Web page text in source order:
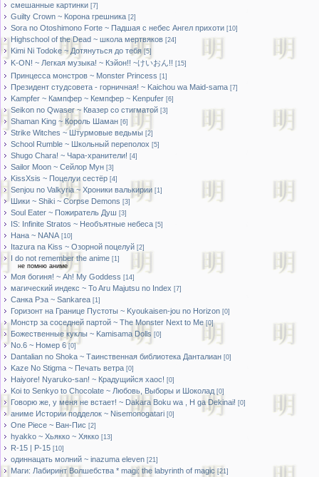
смешанные картинки [7]
Guilty Crown ~ Корона грешника [2]
Sora no Otoshimono Forte ~ Падшая с небес Ангел прихоти [10]
Highschool of the Dead ~ школа мертвяков [24]
Kimi Ni Todoke ~ Дотянуться до тебя [5]
K-ON! ~ Легкая музыка! ~ Кэйон!! ~けいおん!! [15]
Принцесса монстров ~ Monster Princess [1]
Президент студсовета - горничная! ~ Kaichou wa Maid-sama [7]
Kampfer ~ Кампфер ~ Кемпфер ~ Kenpufer [6]
Seikon no Qwaser ~ Квазер со стигматой [3]
Shaman King ~ Король Шаман [6]
Strike Witches ~ Штурмовые ведьмы [2]
School Rumble ~ Школьный переполох [5]
Shugo Chara! ~ Чара-хранители! [4]
Sailor Moon ~ Сейлор Мун [3]
KissXsis ~ Поцелуи сестёр [4]
Senjou no Valkyria ~ Хроники валькирии [1]
Шики ~ Shiki ~ Corpse Demons [3]
Soul Eater ~ Пожиратель Душ [3]
IS: Infinite Stratos ~ Необъятные небеса [5]
Нана ~ NANA [10]
Itazura na Kiss ~ Озорной поцелуй [2]
I do not remember the anime [1]
не помню аниме
Моя богиня! ~ Ah! My Goddess [14]
магический индекс ~ To Aru Majutsu no Index [7]
Санка Рэа ~ Sankarea [1]
Горизонт на Границе Пустоты ~ Kyoukaisen-jou no Horizon [0]
Монстр за соседней партой ~ The Monster Next to Me [0]
Божественные куклы ~ Kamisama Dolls [0]
No.6 ~ Номер 6 [0]
Dantalian no Shoka ~ Таинственная библиотека Данталиан [0]
Kaze No Stigma ~ Печать ветра [0]
Haiyore! Nyaruko-san! ~ Крадущийся хаос! [0]
Koi to Senkyo to Chocolate ~ Любовь, Выборы и Шоколад [0]
Говорю же, у меня не встает! ~ Dakara Boku wa , H ga Dekinai! [0]
аниме Истории подделок ~ Nisemonogatari [0]
One Piece ~ Ван-Пис [2]
hyakko ~ Хьякко ~ Хякко [13]
R-15 | Р-15 [10]
одиннацать молний ~ inazuma eleven [21]
Маги: Лабиринт Волшебства * magi: the labyrinth of magic [21]